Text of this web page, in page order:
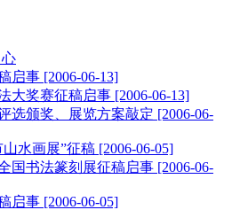
启事 [2006-06-13]
大奖赛征稿启事 [2006-06-13]
选颁奖、展览方案敲定 [2006-06-
水画展”征稿 [2006-06-05]
国书法篆刻展征稿启事 [2006-06-
启事 [2006-06-05]